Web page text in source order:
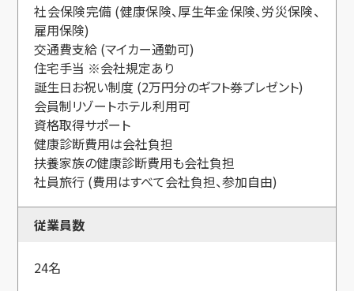
社会保険完備 (健康保険、厚生年金保険、労災保険、
雇用保険)
交通費支給 (マイカー通勤可)
住宅手当 ※会社規定あり
誕生日お祝い制度 (2万円分のギフト券プレゼント)
会員制リゾートホテル利用可
資格取得サポート
健康診断費用は会社負担
扶養家族の健康診断費用も会社負担
社員旅行 (費用はすべて会社負担、参加自由)
従業員数
24名